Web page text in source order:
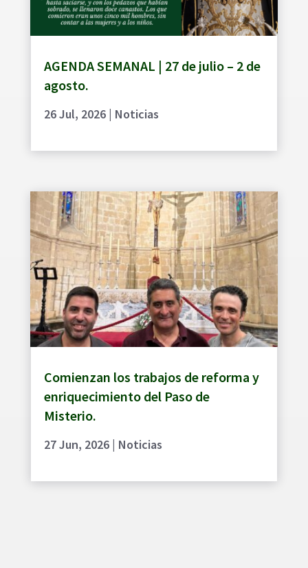
AGENDA SEMANAL | 27 de julio – 2 de
agosto.
26 Jul, 2026| Noticias
Comienzan los trabajos de reforma y
enriquecimiento del Paso de
Misterio.
27 Jun, 2026| Noticias